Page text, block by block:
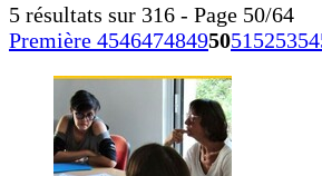
5 résultats sur 316 - Page 50/64
Première 45464748495051525354